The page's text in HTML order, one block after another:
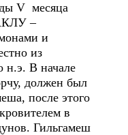
V месяца
–
и
из
н.э. В начале
должен был
после этого
в
Гильгамеш